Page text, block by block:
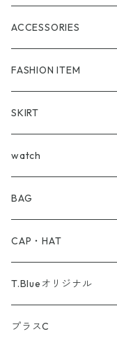
ARCTERYX
BURBERRY
BVLGARI
Barbour
BEAMS
BRU NA BOINN
brixton
COMME des GARCONS
スゥエット
セーター
Shirt
T-Shirt
ACCESSORIES
FASHION ITEM
SKIRT
watch
BAG
CAP・HAT
T.Blueオリジナル
プラスC